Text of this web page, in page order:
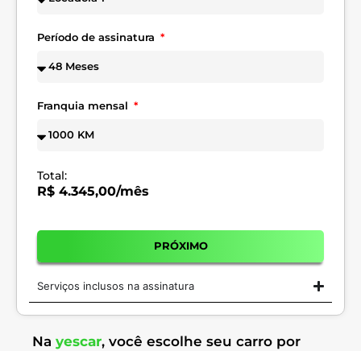
Período de assinatura
Franquia mensal
Total:
R$ 4.345,00/mês
PRÓXIMO
Serviços inclusos na assinatura
Na yescar, você escolhe seu carro por